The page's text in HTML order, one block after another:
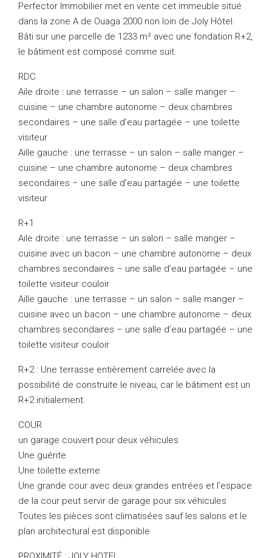
Perfector Immobilier met en vente cet immeuble situé
dans la zone A de Ouaga 2000 non loin de Joly Hôtel.
Bâti sur une parcelle de 1233 m² avec une fondation R+2,
le bâtiment est composé comme suit.
RDC
Aile droite : une terrasse – un salon – salle manger –
cuisine – une chambre autonome – deux chambres
secondaires – une salle d’eau partagée – une toilette
visiteur
Aille gauche : une terrasse – un salon – salle manger –
cuisine – une chambre autonome – deux chambres
secondaires – une salle d’eau partagée – une toilette
visiteur
R+1
Aile droite : une terrasse – un salon – salle manger –
cuisine avec un bacon – une chambre autonome – deux
chambres secondaires – une salle d’eau partagée – une
toilette visiteur couloir
Aille gauche : une terrasse – un salon – salle manger –
cuisine avec un bacon – une chambre autonome – deux
chambres secondaires – une salle d’eau partagée – une
toilette visiteur couloir
R+2 : Une terrasse entièrement carrelée avec la
possibilité de construite le niveau, car le bâtiment est un
R+2 initialement.
COUR
un garage couvert pour deux véhicules
Une guérite
Une toilette externe
Une grande cour avec deux grandes entrées et l’espace
de la cour peut servir de garage pour six véhicules
Toutes les pièces sont climatisées sauf les salons et le
plan architectural est disponible